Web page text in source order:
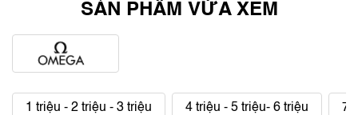
SẢN PHẨM VỪA XEM
1 triệu - 2 triệu - 3 triệu 4 triệu - 5 triệu- 6 triệu 7